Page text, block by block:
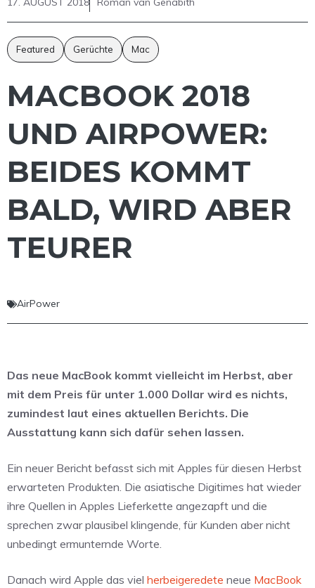
Featured Gerüchte Mac
MACBOOK 2018
UND AIRPOWER:
BEIDES KOMMT
BALD, WIRD ABER
TEURER
AirPower
Das neue MacBook kommt vielleicht im Herbst, aber
mit dem Preis für unter 1.000 Dollar wird es nichts,
zumindest laut eines aktuellen Berichts. Die
Ausstattung kann sich dafür sehen lassen.
Ein neuer Bericht befasst sich mit Apples für diesen Herbst
erwarteten Produkten. Die asiatische Digitimes hat wieder
ihre Quellen in Apples Lieferkette angezapft und die
sprechen zwar plausibel klingende, für Kunden aber nicht
unbedingt ermunternde Worte.
Danach wird Apple das viel herbeigeredete neue MacBook